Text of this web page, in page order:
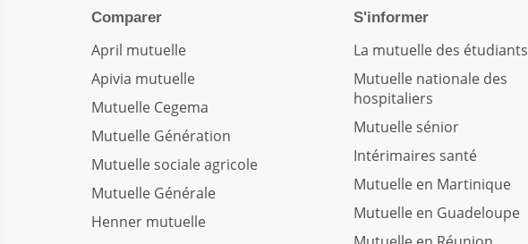
Comparer
April mutuelle
Apivia mutuelle
Mutuelle Cegema
Mutuelle Génération
Mutuelle sociale agricole
Mutuelle Générale
Henner mutuelle
S'informer
La mutuelle des étudiants
Mutuelle nationale des
hospitaliers
Mutuelle sénior
Intérimaires santé
Mutuelle en Martinique
Mutuelle en Guadeloupe